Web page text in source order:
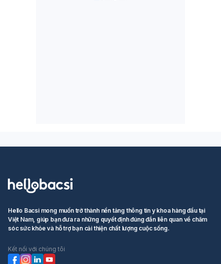
Hello Bacsi mong muốn trở thành nền tảng thông tin y khoa hàng đầu tại
Việt Nam, giúp bạn đưa ra những quyết định đúng đắn liên quan về chăm
sóc sức khỏe và hỗ trợ bạn cải thiện chất lượng cuộc sống.
Kết nối với chúng tôi